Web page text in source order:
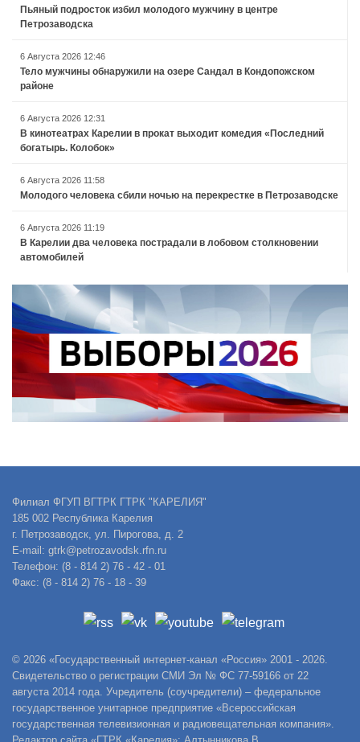
Пьяный подросток избил молодого мужчину в центре
Петрозаводска
6 Августа 2026 12:46
Тело мужчины обнаружили на озере Сандал в Кондопожском
районе
6 Августа 2026 12:31
В кинотеатрах Карелии в прокат выходит комедия «Последний
богатырь. Колобок»
6 Августа 2026 11:58
Молодого человека сбили ночью на перекрестке в Петрозаводске
6 Августа 2026 11:19
В Карелии два человека пострадали в лобовом столкновении
автомобилей
Филиал ФГУП ВГТРК ГТРК "КАРЕЛИЯ"
185 002 Республика Карелия
г. Петрозаводск, ул. Пирогова, д. 2
E-mail: gtrk@petrozavodsk.rfn.ru
Телефон: (8 - 814 2) 76 - 42 - 01
Факс: (8 - 814 2) 76 - 18 - 39
© 2026 «Государственный интернет-канал «Россия» 2001 - 2026.
Свидетельство о регистрации СМИ Эл № ФС 77-59166 от 22
августа 2014 года. Учредитель (соучредители) – федеральное
государственное унитарное предприятие «Всероссийская
государственная телевизионная и радиовещательная компания».